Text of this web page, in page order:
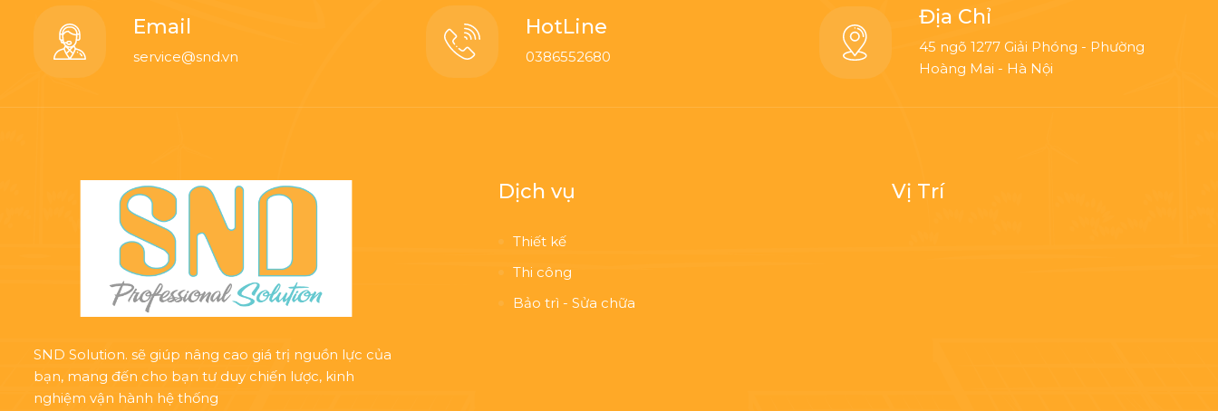
Email
service@snd.vn
HotLine
0386552680
Địa Chỉ
45 ngõ 1277 Giải Phóng - Phường
Hoàng Mai - Hà Nội
SND Solution. sẽ giúp nâng cao giá trị nguồn lực của
bạn, mang đến cho bạn tư duy chiến lược, kinh
nghiệm vận hành hệ thống
Dịch vụ
Thiết kế
Thi công
Bảo trì - Sửa chữa
Vị Trí